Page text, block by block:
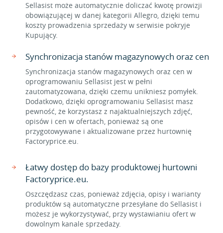
Sellasist może automatycznie doliczać kwotę prowizji
obowiązującej w danej kategorii Allegro, dzięki temu
koszty prowadzenia sprzedaży w serwisie pokryje
Kupujący.
Synchronizacja stanów magazynowych oraz cen
Synchronizacja stanów magazynowych oraz cen w
oprogramowaniu Sellasist jest w pełni
zautomatyzowana, dzięki czemu unikniesz pomyłek.
Dodatkowo, dzięki oprogramowaniu Sellasist masz
pewność, że korzystasz z najaktualniejszych zdjęć,
opisów i cen w ofertach, ponieważ są one
przygotowywane i aktualizowane przez hurtownię
Factoryprice.eu.
Łatwy dostęp do bazy produktowej hurtowni
Factoryprice.eu.
Oszczędzasz czas, ponieważ zdjęcia, opisy i warianty
produktów są automatyczne przesyłane do Sellasist i
możesz je wykorzystywać, przy wystawianiu ofert w
dowolnym kanale sprzedaży.